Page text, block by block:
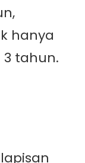
hanya
tahun.